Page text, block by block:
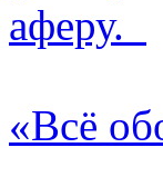
аферу.
«Всё